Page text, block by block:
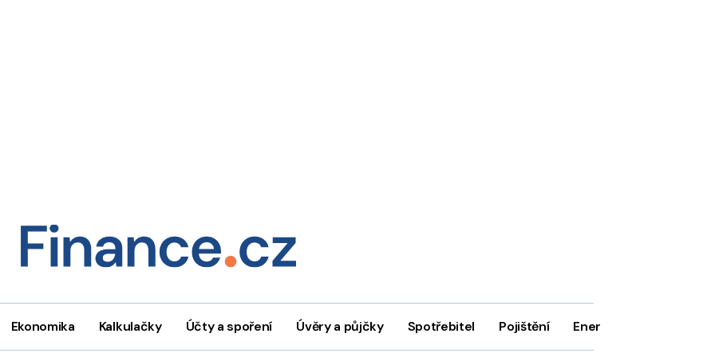
Ekonomika Kalkulačky Účty a spoření Úvěry a půjčky Spotřebitel Pojištění Energie